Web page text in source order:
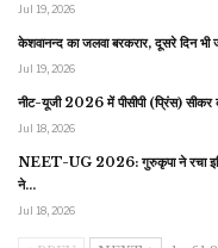
Jul 19, 2026
केशवानन्द का जलवा बरकरार, दूसरे दिन भी
Jul 19, 2026
नीट-यूजी 2026 में पीसीपी (प्रिंस) सीकर
Jul 18, 2026
NEET-UG 2026: गुरुकृपा ने रचा
ने…
Jul 18, 2026